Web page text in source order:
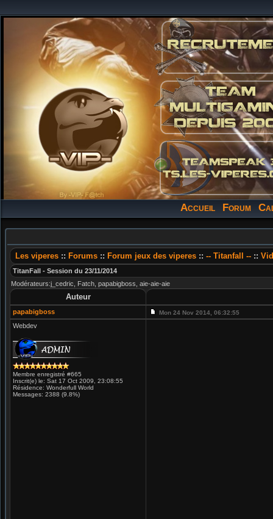
Accueil Forum
Les viperes :: Forums :: Forum jeux des viperes :: -- Titanfall -- ::
TitanFall - Session du 23/11/2014
Modérateurs:j_cedric, Fatch, papabigboss, aie-aie-aie
Auteur
papabigboss Mon 24 Nov 2014, 06:32:55
Webdev
Membre enregistré #665
Inscrit(e) le: Sat 17 Oct 2009, 23:08:55
Résidence: Wonderfull World
Messages: 2388 (9.8%)